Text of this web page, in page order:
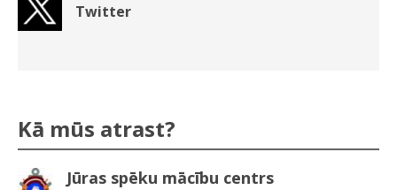
Twitter
Kā mūs atrast?
Jūras spēku mācību centrs